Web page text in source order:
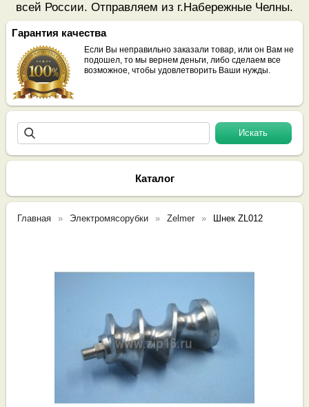
всей России. Отправляем из г.Набережные Челны.
Гарантия качества
Если Вы неправильно заказали товар, или он Вам не
подошел, то мы вернем деньги, либо сделаем все
возможное, чтобы удовлетворить Ваши нужды.
Каталог
Главная Электромясорубки Zelmer Шнек ZL012